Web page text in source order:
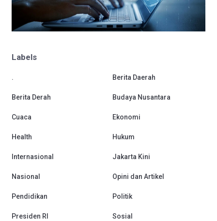
Labels
. Berita Daerah
Berita Derah Budaya Nusantara
Cuaca Ekonomi
Health Hukum
Internasional Jakarta Kini
Nasional Opini dan Artikel
Pendidikan Politik
Presiden RI Sosial